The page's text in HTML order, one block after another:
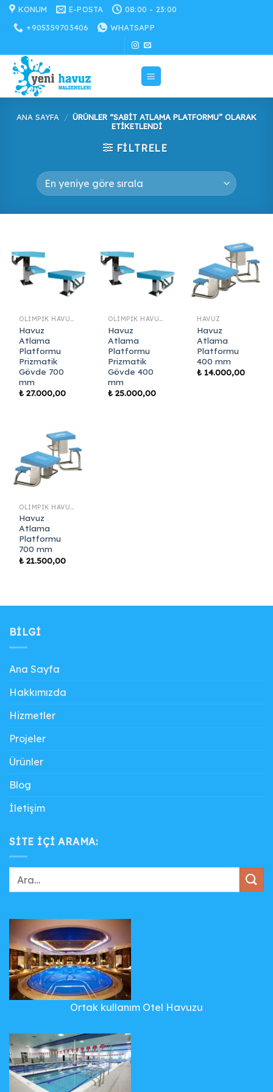
İçeriğe
atla
KONUM E-POSTA
08:00 - 23:00
+905359703406
WHATSAPP
ANA SAYFA / ÜRÜNLER “SABIT ATLAMA PLATFORMU” OLARAK
ETIKETLENDI
FILTRELE
OLIMPIK HAVUZ MALZEMELERI
Havuz
Atlama
Platformu
Prizmatik
Gövde 700
mm
₺ 27.000,00
OLIMPIK HAVUZ MALZEMELERI
Havuz
Atlama
Platformu
Prizmatik
Gövde 400
mm
₺ 25.000,00
HAVUZ
Havuz
Atlama
Platformu
400 mm
₺ 14.000,00
OLIMPIK HAVUZ MALZEMELERI
Havuz
Atlama
Platformu
700 mm
₺ 21.500,00
BILGI
Ana Sayfa
Hakkımızda
Hizmetler
Projeler
Ürünler
Blog
İletişim
SITE IÇI ARAMA:
Ortak kullanım Otel Havuzu